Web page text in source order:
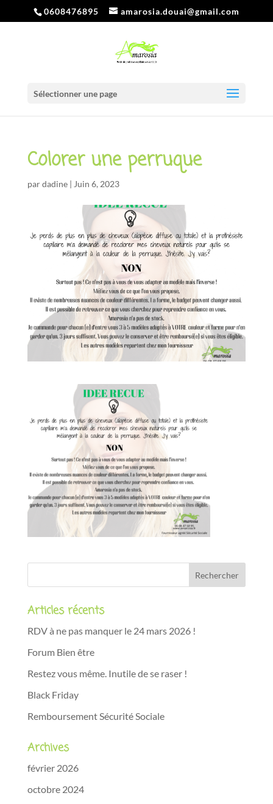
0608476895 amarosia.douai@gmail.com
Sélectionner une page
Colorer une perruque
pardadine| Juin 6, 2023
Articles récents
RDV à ne pas manquer le 24 mars 2026 !
Forum Bien être
Restez vous même. Inutile de se raser !
Black Friday
Remboursement Sécurité Sociale
Archives
février 2026
octobre 2024